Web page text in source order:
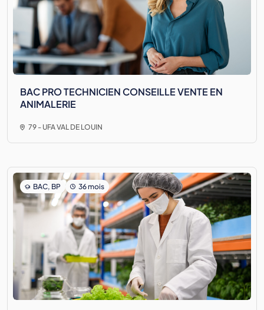
BAC PRO TECHNICIEN CONSEILLE VENTE EN
ANIMALERIE
79 - UFA VAL DE LOUIN
BAC, BP 36 mois